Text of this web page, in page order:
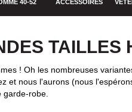
40-52 ACCESSOIRES
TAILLES
! Oh les nombreuses
et nous l'aurons (nous
robe.